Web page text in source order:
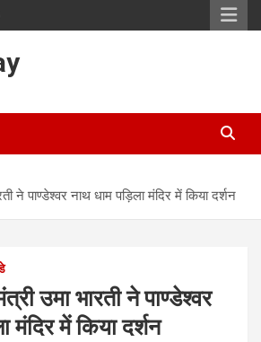
ने पाण्डेश्वर नाथ धाम पड़िला मंदिर में किया दर्शन
उमा भारती ने पाण्डेश्वर
मंदिर में किया दर्शन